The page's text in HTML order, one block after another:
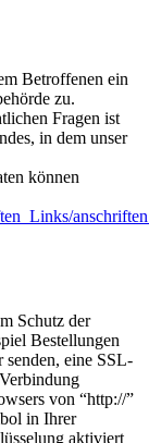
Betroffenen ein
zu.
Fragen ist
in dem unser
können
Schutz der
Bestellungen
senden, eine SSL-
von “http://”
in Ihrer
aktiviert